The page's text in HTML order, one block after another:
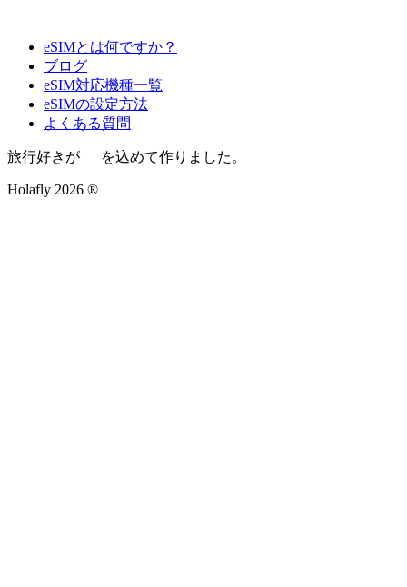
eSIMとは何ですか？
ブログ
eSIM対応機種一覧
eSIMの設定方法
よくある質問
旅行好きが を込めて作りました。
Holafly 2026 ®